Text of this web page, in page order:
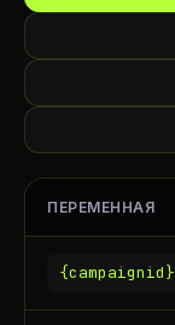
ПЕРЕМЕННАЯ
{campaignid}